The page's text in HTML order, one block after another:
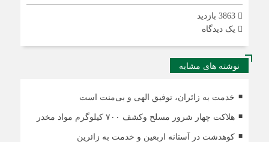
يک دیدگاه
نوشته های مشابه
خدمت به زائران، توفیق الهی و بی‌منت است
هلاکت چهار شرور مسلح وکشف ۷۰۰ کیلوگرم مواد مخدر
کوهدشت در آستانه اربعین و خدمت‌ به زائرین